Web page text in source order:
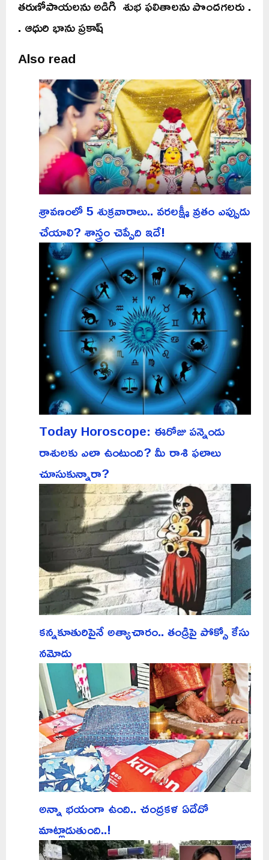
తరుణోపాయలను అడిగి శుభ ఫలితాలను పొందగలరు .
. ఆధురి భాను ప్రకాష్
Also read
శ్రావణంలో 5 శుక్రవారాలు.. వరలక్ష్మీ వ్రతం ఎప్పుడు
చేయాలి? శాస్త్రం చెప్పేది ఇదే!
Today Horoscope: ఈరోజు పన్నెండు
రాశులకు ఎలా ఉంటుంది? మీ రాశి ఫలాలు
చూసుకున్నారా?
కన్నకూతురిపైనే అత్యాచారం.. తండ్రిపై పోక్సో కేసు
నమోదు
అన్నా భయంగా ఉంది.. చంద్రకళ ఏదేదో
మాట్లాడుతుంది..!